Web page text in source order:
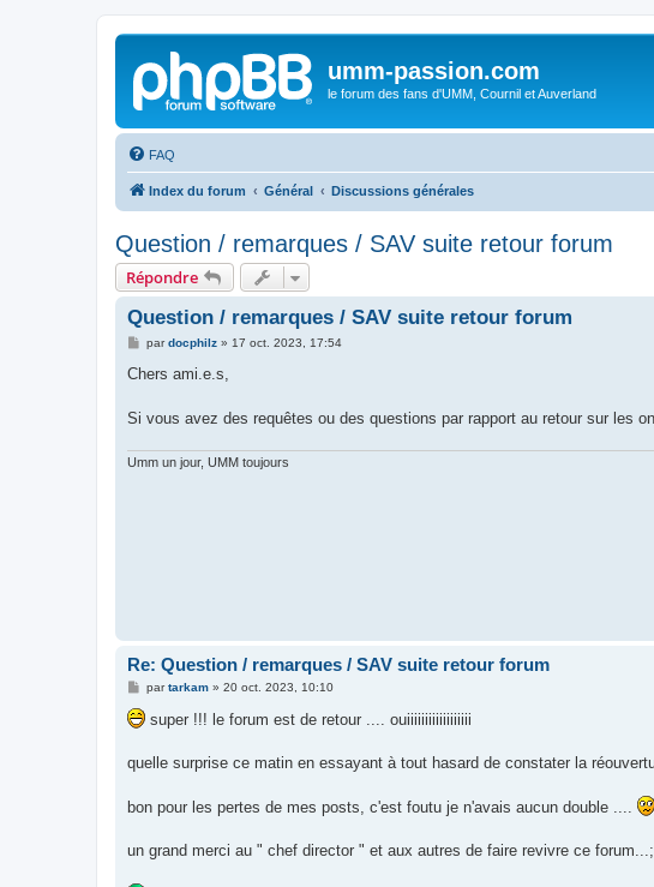
umm-passion.com
le forum des fans d'UMM, Cournil et Auverland
FAQ
Index du forum Général Discussions générales
Question / remarques / SAV suite retour forum
Répondre
Question / remarques / SAV suite retour forum
M
s
g
pardocphilz» 17 oct. 2023, 17:54
Chers ami.e.s,
Si vous avez des requêtes ou des questions par rapport au retour sur les
Umm un jour, UMM toujours
Re: Question / remarques / SAV suite retour forum
M
s
s
g
e
partarkam» 20 oct. 2023, 10:10
super !!! le forum est de retour .... ouiiiiiiiiiiiiiiiiii
quelle surprise ce matin en essayant à tout hasard de constater la
bon pour les pertes de mes posts, c'est foutu je n'avais aucun double ....
un grand merci au " chef director " et aux autres de faire revivre ce forum...;